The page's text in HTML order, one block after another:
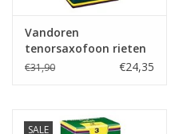
Vandoren
tenorsaxofoon rieten
V16
€31,90 €24,35
SALE